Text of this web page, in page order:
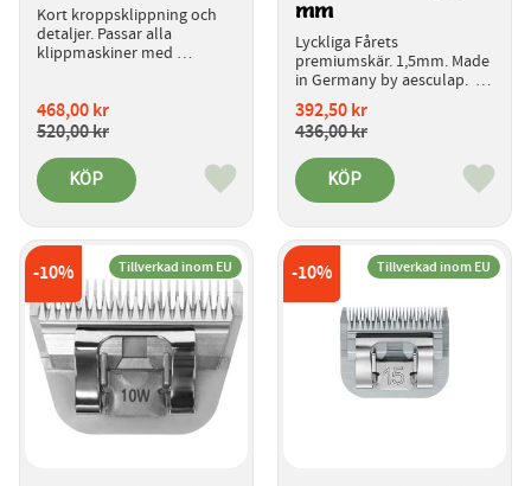
Kort kroppsklippning och
detaljer. Passar alla
klippmaskiner med
468,00kr
520,00kr
Lägg till i favoriter
KÖP
Lyckliga Fårets
premiumskär. 1,5mm. Made
in Germany by aesculap.
Introduktionspris.
392,50kr
436,00kr
Lägg
KÖP
10% Tillverkad inom EU 10% Tillverkad inom EU